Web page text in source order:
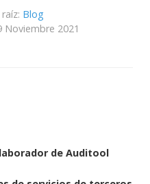
Blog
Noviembre 2021
de Auditool